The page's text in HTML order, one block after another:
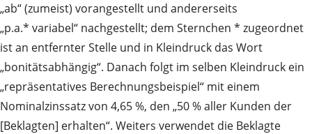
„ab“ (zumeist) vorangestellt und andererseits
„p.a.* variabel“ nachgestellt; dem Sternchen * zugeordnet
ist an entfernter Stelle und in Kleindruck das Wort
„bonitätsabhängig“. Danach folgt im selben Kleindruck ein
„repräsentatives Berechnungsbeispiel“ mit einem
Nominalzinssatz von 4,65 %, den „50 % aller Kunden der
[Beklagten] erhalten“. Weiters verwendet die Beklagte